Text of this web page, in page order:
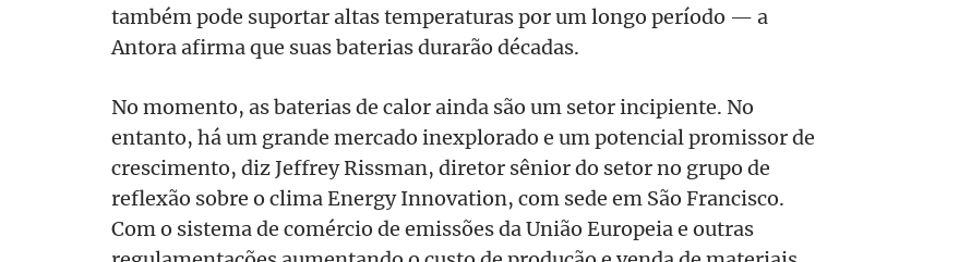
também pode suportar altas temperaturas por um longo período — a
Antora afirma que suas baterias durarão décadas.
No momento, as baterias de calor ainda são um setor incipiente. No
entanto, há um grande mercado inexplorado e um potencial promissor de
crescimento, diz Jeffrey Rissman, diretor sênior do setor no grupo de
reflexão sobre o clima Energy Innovation, com sede em São Francisco.
Com o sistema de comércio de emissões da União Europeia e outras